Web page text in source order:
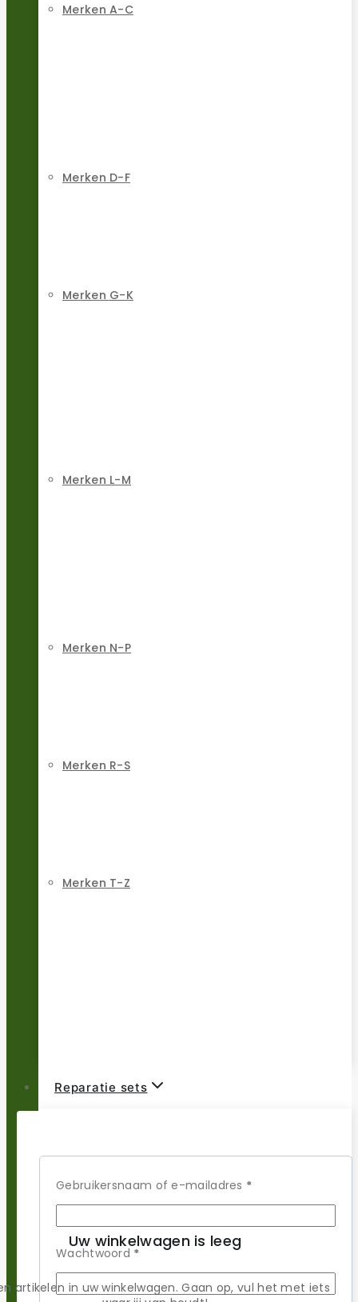
Merken A-C
Merken D-F
Merken G-K
Merken L-M
Merken N-P
Merken R-S
Merken T-Z
Reparatie sets
Merken A-C
Gebruikersnaam of e-mailadres *Vereist
Wachtwoord *Vereist
Uw winkelwagen is leeg
artikelen in uw winkelwagen. Gaan op, vul het met iets